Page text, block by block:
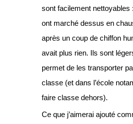
sont facilement nettoyables
ont marché dessus en
après un coup de chiffon
avait plus rien. Ils sont
permet de les transporter
classe (et dans l’école
faire classe dehors).
Ce que j’aimerai ajouté